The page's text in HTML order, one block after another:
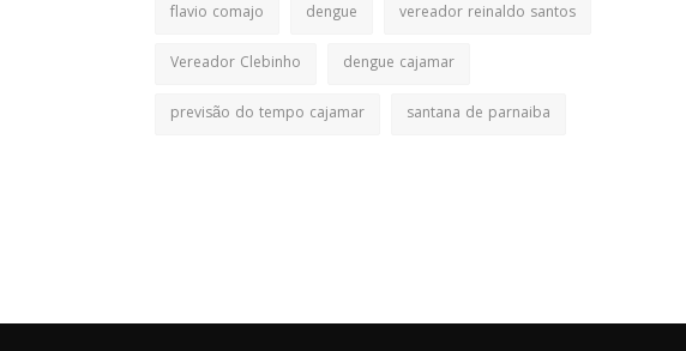
flavio comajo
dengue
vereador reinaldo santos
Vereador Clebinho
dengue cajamar
previsão do tempo cajamar
santana de parnaiba